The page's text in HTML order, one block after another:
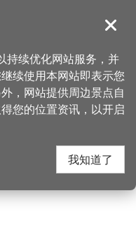
導覽
小吃
店家
关闭
持续优化网站服务，并
续使用本网站即表示您
，网站提供周边景点自
您的位置资讯，以开启
我知道了